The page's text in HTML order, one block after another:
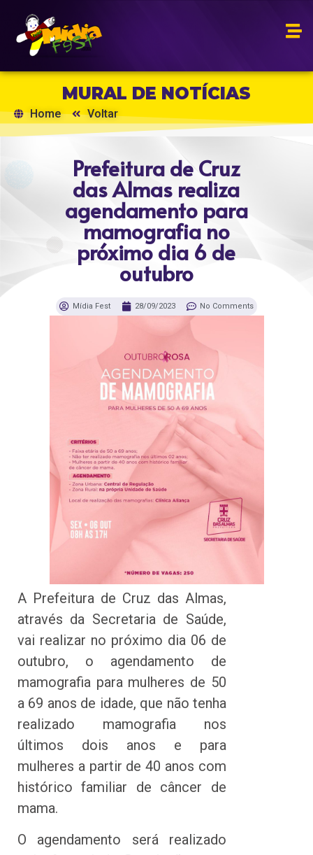
MURAL DE NOTÍCIAS
Home Voltar
Prefeitura de Cruz
das Almas realiza
agendamento para
mamografia no
próximo dia 6 de
outubro
Mídia Fest 28/09/2023 No Comments
A Prefeitura de Cruz das Almas,
através da Secretaria de Saúde,
vai realizar no próximo dia 06 de
outubro, o agendamento de
mamografia para mulheres de 50
a 69 anos de idade, que não tenha
realizado mamografia nos
últimos dois anos e para
mulheres a partir de 40 anos com
histórico familiar de câncer de
mama.
O agendamento será realizado